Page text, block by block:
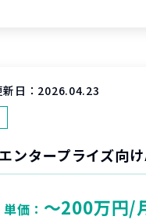
日： 2026.04.23
ンタープライズ向
単価： 〜200万円/